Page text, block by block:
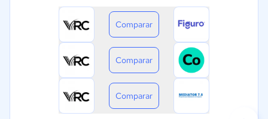
Comparar
Comparar
Comparar